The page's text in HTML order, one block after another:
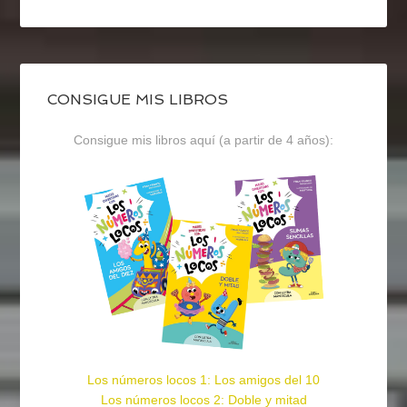
CONSIGUE MIS LIBROS
Consigue mis libros aquí (a partir de 4 años):
Los números locos 1: Los amigos del 10
Los números locos 2: Doble y mitad